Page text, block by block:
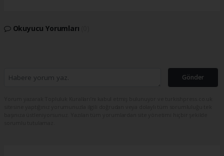
Okuyucu Yorumları
Gönder